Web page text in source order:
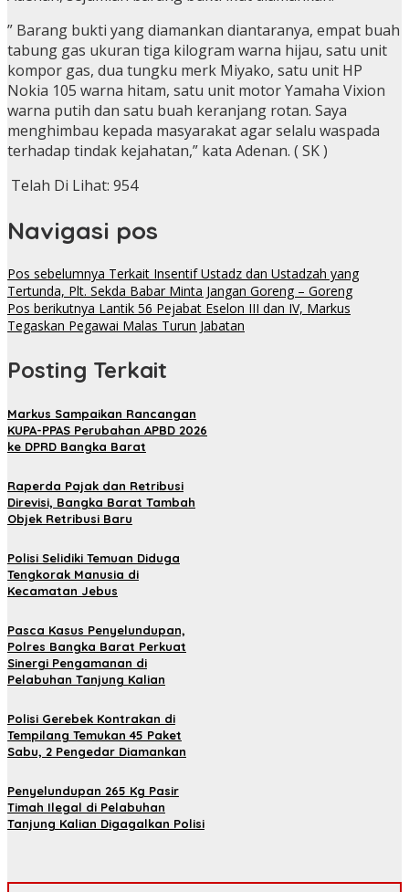
” Barang bukti yang diamankan diantaranya, empat buah
tabung gas ukuran tiga kilogram warna hijau, satu unit
kompor gas, dua tungku merk Miyako, satu unit HP
Nokia 105 warna hitam, satu unit motor Yamaha Vixion
warna putih dan satu buah keranjang rotan. Saya
menghimbau kepada masyarakat agar selalu waspada
terhadap tindak kejahatan,” kata Adenan. ( SK )
Telah Di Lihat: 954
Navigasi pos
Pos sebelumnya Terkait Insentif Ustadz dan Ustadzah yang
Tertunda, Plt. Sekda Babar Minta Jangan Goreng – Goreng
Pos berikutnya Lantik 56 Pejabat Eselon III dan IV, Markus
Tegaskan Pegawai Malas Turun Jabatan
Posting Terkait
Markus Sampaikan Rancangan
KUPA-PPAS Perubahan APBD 2026
ke DPRD Bangka Barat
Raperda Pajak dan Retribusi
Direvisi, Bangka Barat Tambah
Objek Retribusi Baru
Polisi Selidiki Temuan Diduga
Tengkorak Manusia di
Kecamatan Jebus
Pasca Kasus Penyelundupan,
Polres Bangka Barat Perkuat
Sinergi Pengamanan di
Pelabuhan Tanjung Kalian
Polisi Gerebek Kontrakan di
Tempilang Temukan 45 Paket
Sabu, 2 Pengedar Diamankan
Penyelundupan 265 Kg Pasir
Timah Ilegal di Pelabuhan
Tanjung Kalian Digagalkan Polisi